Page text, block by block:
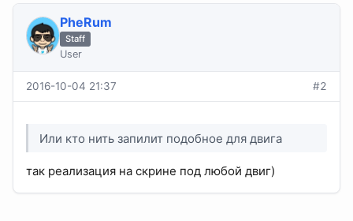
PheRum
Staff
User
2016-10-04 21:37 #2
Или кто нить запилит подобное для двига
так реализация на скрине под любой двиг)